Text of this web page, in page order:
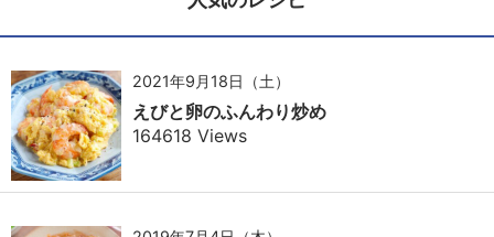
2021年9月18日（土）
えびと卵のふんわり炒め
164618 Views